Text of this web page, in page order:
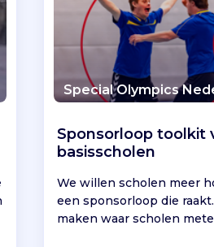
Special Olympics
Sponsorloop toolkit
basisscholen
We willen scholen meer
een sponsorloop die
maken waar scholen